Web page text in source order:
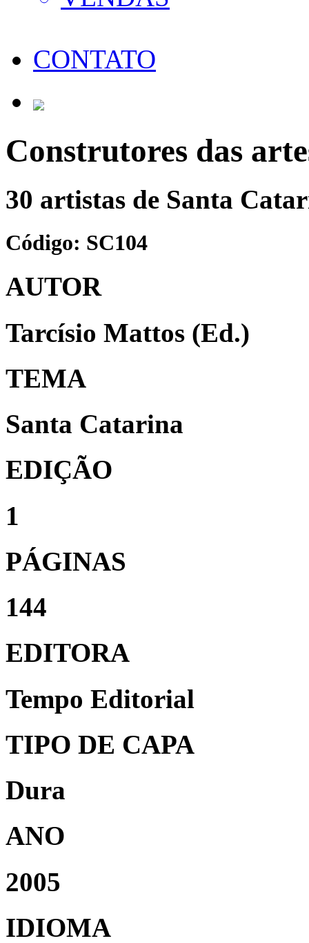
CONTATO
Construtores das
30 artistas de Santa
Código: SC104
AUTOR
Tarcísio Mattos (Ed.)
TEMA
Santa Catarina
EDIÇÃO
1
PÁGINAS
144
EDITORA
Tempo Editorial
TIPO DE CAPA
Dura
ANO
2005
IDIOMA